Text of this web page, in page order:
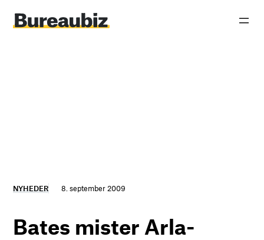
indhold
NYHEDER 8. september 2009
Bates mister Arla-